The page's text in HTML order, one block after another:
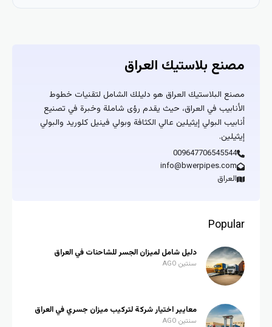
مصنع بلاستيك العراق
مصنع البلاستيك العراق هو دليلك الشامل لتقنيات خطوط
الأنابيب في العراق، حيث يقدم رؤى شاملة وخبرة في تصنيع
أنابيب البولي إيثيلين عالي الكثافة وبولي فينيل كلوريد والبولي
إيثيلين.
009647706545544
info@bwerpipes.com
العراق
Popular
دليل شامل لميزان الجسر للشاحنات في العراق
سنتين AGO
معايير اختيار شركة لتركيب ميزان جسري في العراق
سنتين AGO